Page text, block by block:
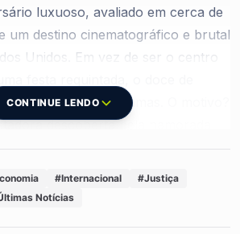
luxuoso, avaliado em cerca de
um destino cinematográfico e brutal
Unidos. Em vez de ser o centro
consumido pelas chamas. O motivo?
descoberta pela namorada
e Fogo no Bolo
CONTINUE LENDO
#Internacional
#Justiça
Notícias